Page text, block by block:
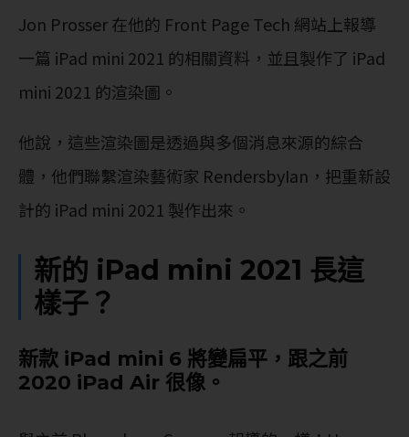
Jon Prosser 在他的 Front Page Tech 網站上報導
一篇 iPad mini 2021 的相關資料，並且製作了 iPad
mini 2021 的渲染圖。
他說，這些渲染圖是透過與多個消息來源的綜合
體，他們聯繫渲染藝術家 RendersbyIan，把重新設
計的 iPad mini 2021 製作出來。
新的 iPad mini 2021 長這
樣子？
新款 iPad mini 6 將變扁平，跟之前
2020 iPad Air 很像。